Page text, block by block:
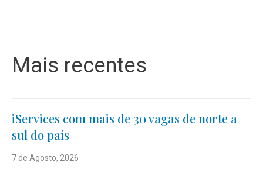
Mais recentes
iServices com mais de 30 vagas de norte a
sul do país
7 de Agosto, 2026